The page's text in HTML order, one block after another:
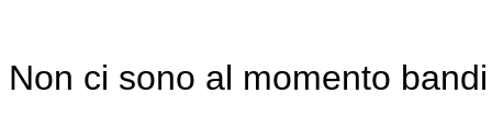
Non ci sono al momento